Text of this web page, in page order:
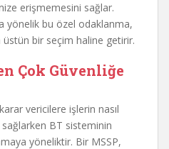
erişmemesini sağlar.
yönelik bu özel odaklanma,
üstün bir seçim haline getirir.
Çok Güvenliğe
vericilere işlerin nasıl
BT sisteminin
yöneliktir. Bir MSSP,